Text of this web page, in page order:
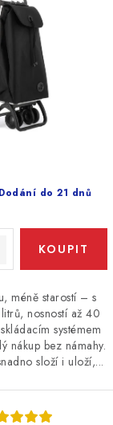
o
d
u
t
ů
Dodání do 21 dnů
méně starostí – s
nosností až 40
systémem
nákup bez námahy.
složí i uloží,...